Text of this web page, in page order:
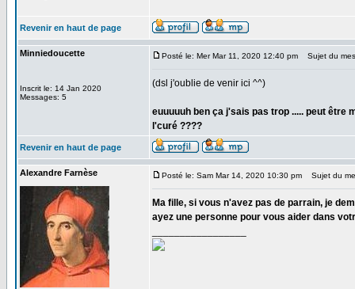
Revenir en haut de page
Minniedoucette
Inscrit le: 14 Jan 2020
Messages: 5
Posté le: Mer Mar 11, 2020 12:40 pm Sujet du
(dsl j'oublie de venir ici ^^)
euuuuuh ben ça j'sais pas trop ..... peut
l'curé ????
Revenir en haut de page
Alexandre Farnèse Posté le: Sam Mar 14, 2020 10:30 pm Sujet du
Ma fille, si vous n'avez pas de parrain, je
ayez une personne pour vous aider dans